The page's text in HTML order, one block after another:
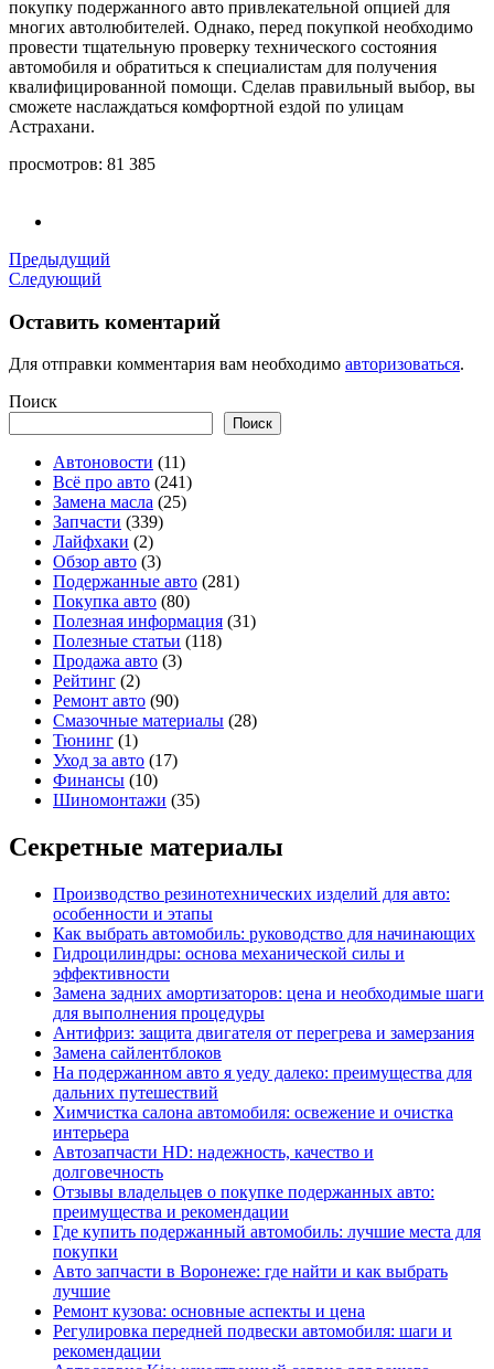
покупку подержанного авто привлекательной опцией для
многих автолюбителей. Однако, перед покупкой необходимо
провести тщательную проверку технического состояния
автомобиля и обратиться к специалистам для получения
квалифицированной помощи. Сделав правильный выбор, вы
сможете наслаждаться комфортной ездой по улицам
Астрахани.
просмотров: 81 385
Предыдущий
Следующий
Оставить коментарий
Для отправки комментария вам необходимо авторизоваться.
Поиск
Поиск
Автоновости (11)
Всё про авто (241)
Замена масла (25)
Запчасти (339)
Лайфхаки (2)
Обзор авто (3)
Подержанные авто (281)
Покупка авто (80)
Полезная информация (31)
Полезные статьи (118)
Продажа авто (3)
Рейтинг (2)
Ремонт авто (90)
Смазочные материалы (28)
Тюнинг (1)
Уход за авто (17)
Финансы (10)
Шиномонтажи (35)
Секретные материалы
Производство резинотехнических изделий для авто:
особенности и этапы
Как выбрать автомобиль: руководство для начинающих
Гидроцилиндры: основа механической силы и
эффективности
Замена задних амортизаторов: цена и необходимые шаги
для выполнения процедуры
Антифриз: защита двигателя от перегрева и замерзания
Замена сайлентблоков
На подержанном авто я уеду далеко: преимущества для
дальних путешествий
Химчистка салона автомобиля: освежение и очистка
интерьера
Автозапчасти HD: надежность, качество и
долговечность
Отзывы владельцев о покупке подержанных авто:
преимущества и рекомендации
Где купить подержанный автомобиль: лучшие места для
покупки
Авто запчасти в Воронеже: где найти и как выбрать
лучшие
Ремонт кузова: основные аспекты и цена
Регулировка передней подвески автомобиля: шаги и
рекомендации